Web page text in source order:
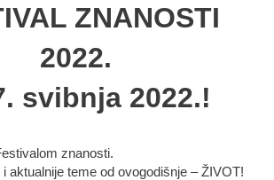
ZNANOSTI
2022.
svibnja 2022.!
znanosti.
i aktualnije teme od ovogodišnje – ŽIVOT!